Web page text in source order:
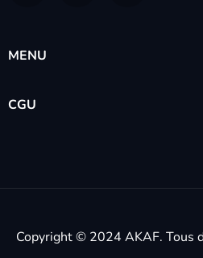
MENU
CGU
Copyright © 2024 AKAF. Tous